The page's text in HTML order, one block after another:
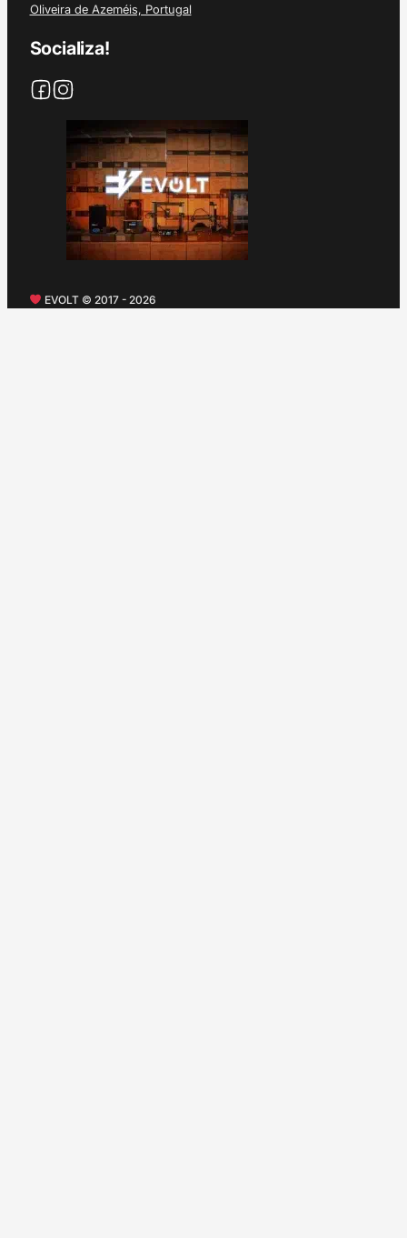
Oliveira de Azeméis, Portugal
Socializa!
EVOLT © 2017 - 2026